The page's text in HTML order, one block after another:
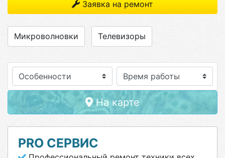
Заявка на ремонт
Микроволновки Телевизоры
Особенности
На карте
PRO СЕРВИС